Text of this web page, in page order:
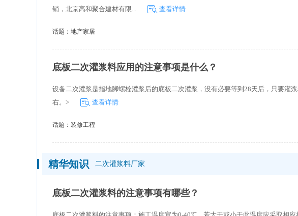
销，北京高和聚合建材有限...
查看详情
话题： 地产家居
底板二次灌浆料应用的注意事项是什么？
设备二次灌浆是指地脚螺栓灌浆后的底板二次灌浆，没有必要等到28天后，只要灌
右。>
查看详情
话题： 装修工程
精华知识 二次灌浆料厂家
底板二次灌浆料的注意事项有哪些？